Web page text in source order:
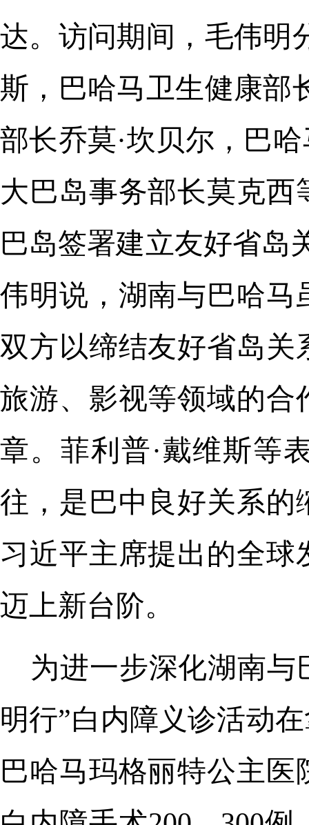
达。访问期间，毛伟明
斯，巴哈马卫生健康部
部长乔莫·坎贝尔，巴
大巴岛事务部长莫克
巴岛签署建立友好省岛
伟明说，湖南与巴哈马
双方以缔结友好省岛
旅游、影视等领域的合
章。菲利普·戴维斯等
往，是巴中良好关系的
习近平主席提出的全
迈上新台阶。
为进一步深化湖南与
明行”白内障义诊活动
巴哈马玛格丽特公主